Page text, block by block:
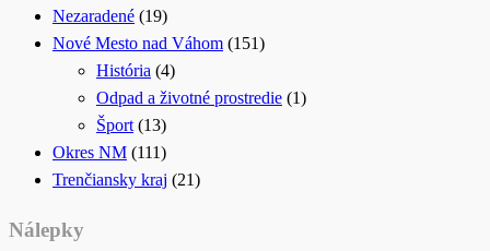
Nezaradené (19)
Nové Mesto nad Váhom (151)
História (4)
Odpad a životné prostredie (1)
Šport (13)
Okres NM (111)
Trenčiansky kraj (21)
Nálepky